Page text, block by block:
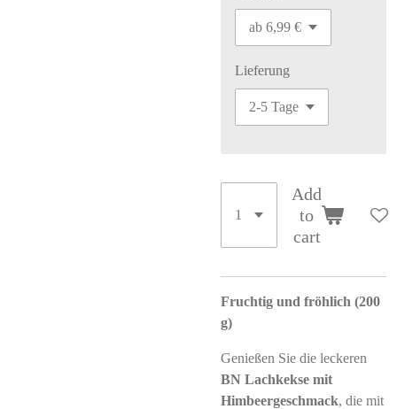
Lieferung
Add
to
cart
Fruchtig und fröhlich (200
g)
Genießen Sie die leckeren
BN Lachkekse mit
Himbeergeschmack, die mit